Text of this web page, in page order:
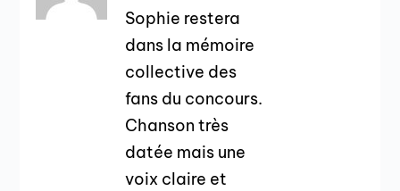
Sophie restera
dans la mémoire
collective des
fans du concours.
Chanson très
datée mais une
voix claire et